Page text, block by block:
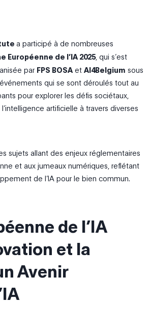
a participé à de nombreuses
Européenne de l’IA 2025, qui s’est
par FPS BOSA et AI4Belgium sous
qui se sont déroulés tout au
pour explorer les défis sociétaux,
artificielle à travers diverses
sujets allant des enjeux réglementaires
et aux jumeaux numériques, reflétant
de l’IA pour le bien commun.
de l’IA
et la
Avenir